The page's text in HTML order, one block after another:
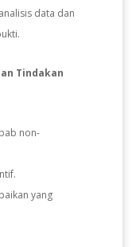
data dan
Tindakan
non-
yang